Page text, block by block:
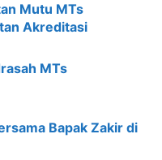
Mutu MTs
Akreditasi
MTs
Bapak Zakir di